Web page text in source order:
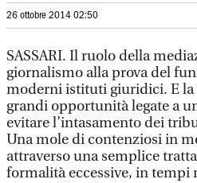
26 ottobre 2014 02:50
SASSARI. Il ruolo della
giornalismo alla prova del
moderni istituti giuridici. E la
grandi opportunità legate a
evitare l’intasamento dei
Una mole di contenziosi in
attraverso una semplice
formalità eccessive, in tempi